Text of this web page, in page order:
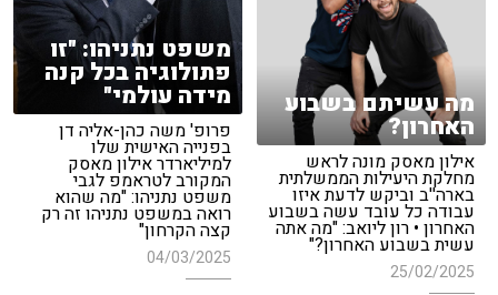
משפט נתניהו: "זו
פתולוגיה בכל קנה
מידה עולמי"
פרופ' משה כהן-אליה דן
בפנייה האישית שלו
למיליארדר אילון מאסק
המקורב לטראמפ לגבי
משפט נתניהו: "מה שהוא
רואה במשפט נתניהו זה רק
קצה הקרחון"
04/03/2025
מה עשיתם בשבוע
האחרון?
אילון מאסק מונה לראש
מחלקת היעילות הממשלתית
בארה''ב וביקש לדעת איזו
עבודה כל עובד עשה בשבוע
האחרון • רון ליואב: "מה אתה
עשית בשבוע האחרון?"
25/02/2025